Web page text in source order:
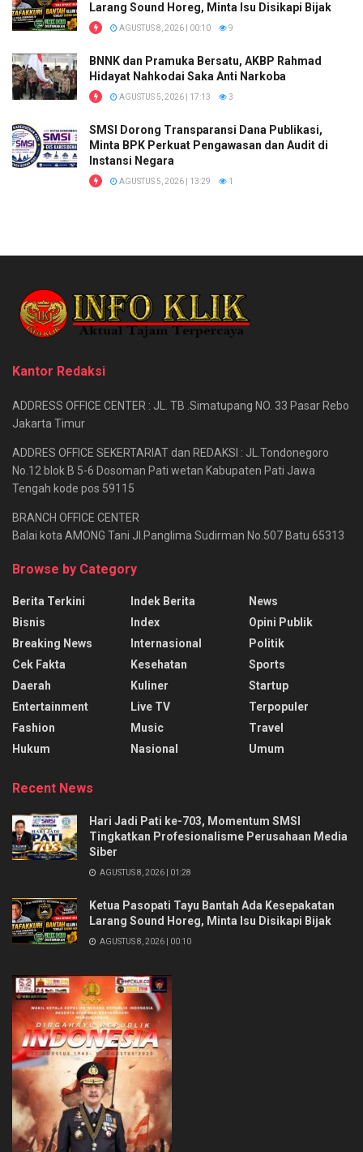
Larang Sound Horeg, Minta Isu Disikapi Bijak
AGUSTUS 8, 2026 | 00:10 9
BNNK dan Pramuka Bersatu, AKBP Rahmad
Hidayat Nahkodai Saka Anti Narkoba
AGUSTUS 5, 2026 | 17:13 3
SMSI Dorong Transparansi Dana Publikasi,
Minta BPK Perkuat Pengawasan dan Audit di
Instansi Negara
AGUSTUS 5, 2026 | 13:29 1
Kantor Redaksi
ADDRESS OFFICE CENTER : JL. TB .Simatupang NO. 33 Pasar Rebo
Jakarta Timur
ADDRES OFFICE SEKERTARIAT dan REDAKSI : JL.Tondonegoro
No.12 blok B 5-6 Dosoman Pati wetan Kabupaten Pati Jawa
Tengah kode pos 59115
BRANCH OFFICE CENTER
Balai kota AMONG Tani Jl.Panglima Sudirman No.507 Batu 65313
Browse by Category
Berita Terkini
Bisnis
Breaking News
Cek Fakta
Daerah
Entertainment
Fashion
Hukum
Indek Berita
Index
Internasional
Kesehatan
Kuliner
Live TV
Music
Nasional
News
Opini Publik
Politik
Sports
Startup
Terpopuler
Travel
Umum
Recent News
Hari Jadi Pati ke-703, Momentum SMSI
Tingkatkan Profesionalisme Perusahaan Media
Siber
AGUSTUS 8, 2026 | 01:28
Ketua Pasopati Tayu Bantah Ada Kesepakatan
Larang Sound Horeg, Minta Isu Disikapi Bijak
AGUSTUS 8, 2026 | 00:10